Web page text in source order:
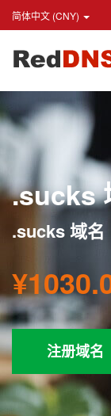
简体中文 (CNY)
.sucks
.sucks 域名
注册域名